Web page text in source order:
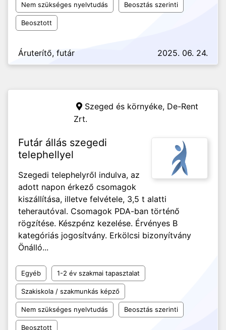
Nem szükséges nyelvtudás Beosztás szerinti
Beosztott
Áruterítő, futár 2025. 06. 24.
Szeged és környéke, De-Rent
Zrt.
Futár állás szegedi
telephellyel
Szegedi telephelyről indulva, az
adott napon érkező csomagok
kiszállítása, illetve felvétele, 3,5 t alatti
teherautóval. Csomagok PDA-ban történő
rögzítése. Készpénz kezelése. Érvényes B
kategóriás jogosítvány. Erkölcsi bizonyítvány
Önálló...
Egyéb 1-2 év szakmai tapasztalat
Szakiskola / szakmunkás képző
Nem szükséges nyelvtudás Beosztás szerinti
Beosztott